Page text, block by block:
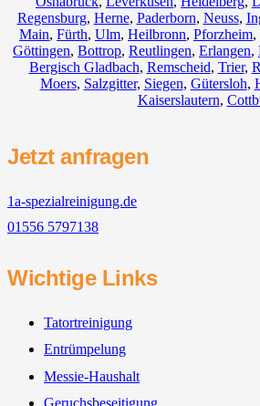
Regensburg, Herne, Paderborn, Neuss,
Main, Fürth, Ulm, Heilbronn, Pforzheim,
Göttingen, Bottrop, Reutlingen, Erlangen,
Bergisch Gladbach, Remscheid, Trier,
Moers, Salzgitter, Siegen, Gütersloh,
Kaiserslautern,
Jetzt anfragen
1a-spezialreinigung.de
01556 5797138
Wichtige Links
Tatortreinigung
Entrümpelung
Messie-Haushalt
Geruchsbeseitigung